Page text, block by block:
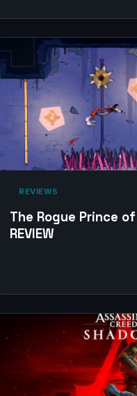
‎ REVIEWS‎
The Rogue Prince of
REVIEW